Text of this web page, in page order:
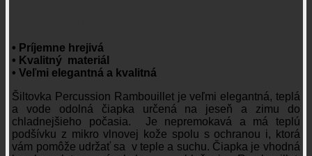
• Príjemne hrejivá
• Kvalitný materiál
• Veľmi elegantná a kvalitná
Šiltovka Percussion Rambouillet je veľmi elegantná, teplá
a vode odolná čiapka určená na jeseň a zimu do
chladnejšieho počasia. Je nepremokavá a má teplú
podšívku z mikro vlnovej kože spolu s ochranou i, ktorá
vám pomôže udržať sa v teple a suchu. Čiapka je vhodná